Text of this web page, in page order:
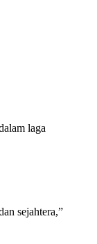
laga
sejahtera,”